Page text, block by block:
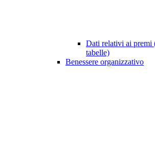
Dati relativi ai premi
tabelle)
Benessere organizzativo